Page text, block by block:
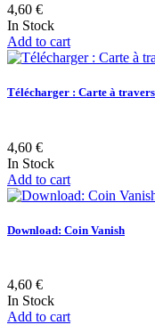
4,60 €
In Stock
Add to cart
Télécharger : Carte à
4,60 €
In Stock
Add to cart
Download: Coin Vanish
4,60 €
In Stock
Add to cart